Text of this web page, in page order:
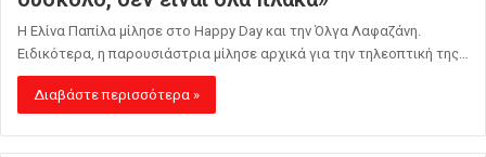
Η Ελίνα Παπίλα μίλησε στο Happy Day και την Όλγα Λαφαζάνη.
Ειδικότερα, η παρουσιάστρια μίλησε αρχικά για την τηλεοπτική της…
Διαβάστε περισσότερα »